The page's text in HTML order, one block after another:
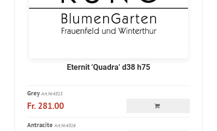
Eternit 'Quadra' d38 h75
Grey Art.Nr.4315
Fr. 281.00
Antracite Art.Nr.4316